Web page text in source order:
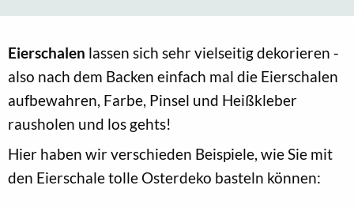
Eierschalen lassen sich sehr vielseitig dekorieren -
also nach dem Backen einfach mal die Eierschalen
aufbewahren, Farbe, Pinsel und Heißkleber
rausholen und los gehts!
Hier haben wir verschieden Beispiele, wie Sie mit
den Eierschale tolle Osterdeko basteln können: